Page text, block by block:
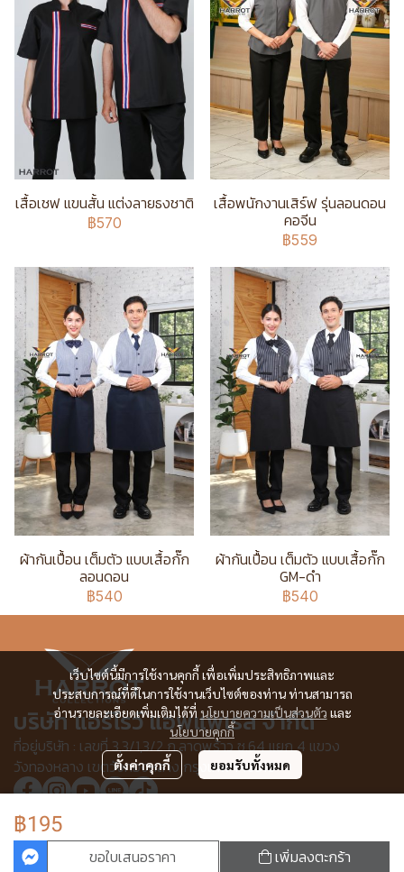
เสื้อเชฟ แขนสั้น แต่งลายธงชาติ
฿570
เสื้อพนักงานเสิร์ฟ รุ่นลอนดอน
คอจีน
฿559
ผ้ากันเปื้อน เต็มตัว แบบเสื้อกั๊ก
ลอนดอน
฿540
ผ้ากันเปื้อน เต็มตัว แบบเสื้อกั๊ก
GM-ดำ
฿540
฿195
ขอใบเสนอราคา เพิ่มลงตะกร้า
เว็บไซต์นี้มีการใช้งานคุกกี้ เพื่อเพิ่มประสิทธิภาพและ
ประสบการณ์ที่ดีในการใช้งานเว็บไซต์ของท่าน ท่านสามารถ
อ่านรายละเอียดเพิ่มเติมได้ที่ นโยบายความเป็นส่วนตัว และ
นโยบายคุกกี้
ตั้งค่าคุกกี้ ยอมรับทั้งหมด
บริษัท แอร์โรว์ แอพแพเรล จำกัด
ที่อยู่บริษัท : เลขที่ 3,3/1,3/2 ก.ลาดพร้าว ซ.64 แยก 4 แขวง
วังทองหลาง เขตวังทองหลาง กรุงเทพฯ 10310
© Copyright 2025 All Rights Reserved.
ผู้เข้าชมวันนี้ 1,265